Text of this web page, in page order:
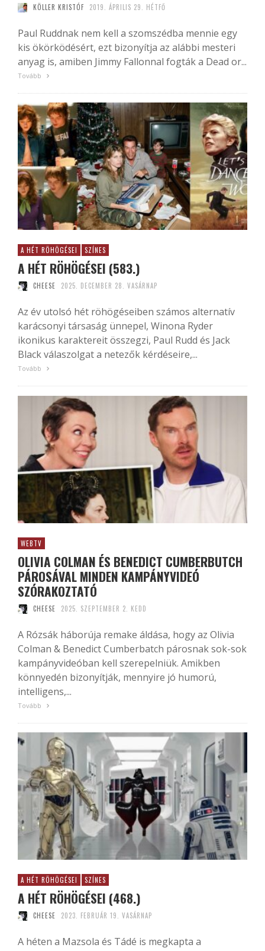
KÖLLER KRISTÓF 2019. ÁPRILIS 29. HÉTFŐ
Paul Ruddnak nem kell a szomszédba mennie egy
kis ökörködésért, ezt bizonyítja az alábbi mesteri
anyag is, amiben Jimmy Fallonnal fogták a Dead or...
Tovább
A HÉT RÖHÖGÉSEI SZÍNES
A HÉT RÖHÖGÉSEI (583.)
CHEESE 2025. DECEMBER 28. VASÁRNAP
Az év utolsó hét röhögéseiben számos alternatív
karácsonyi társaság ünnepel, Winona Ryder
ikonikus karaktereit összegzi, Paul Rudd és Jack
Black válaszolgat a netezők kérdéseire,...
Tovább
WEBTV
OLIVIA COLMAN ÉS BENEDICT CUMBERBUTCH
PÁROSÁVAL MINDEN KAMPÁNYVIDEÓ
SZÓRAKOZTATÓ
CHEESE 2025. SZEPTEMBER 2. KEDD
A Rózsák háborúja remake áldása, hogy az Olivia
Colman & Benedict Cumberbatch párosnak sok-sok
kampányvideóban kell szerepelniük. Amikben
könnyedén bizonyítják, mennyire jó humorú,
intelligens,...
Tovább
A HÉT RÖHÖGÉSEI SZÍNES
A HÉT RÖHÖGÉSEI (468.)
CHEESE 2023. FEBRUÁR 19. VASÁRNAP
A héten a Mazsola és Tádé is megkapta a